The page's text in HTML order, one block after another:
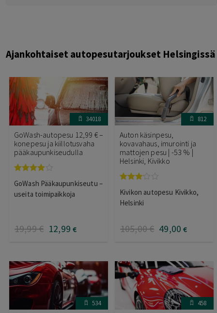
Ajankohtaiset autopesutarjoukset Helsingissä
34018
GoWash-autopesu 12,99 € –
konepesu ja kiillotusvaha
pääkaupunkiseudulla
tuotteesta:
3.95/ 5
GoWash Pääkaupunkiseutu –
useita toimipaikkoja
19,99€ 12,99 €
812
Auton käsinpesu,
kovavahaus, imurointi ja
mattojen pesu | -53 % |
Helsinki, Kivikko
tuotteesta:
3.00/ 5
Kivikon autopesu Kivikko,
Helsinki
105,00€ 49,00 €
534 458